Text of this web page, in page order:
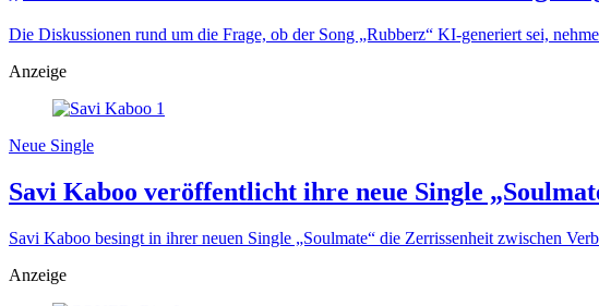
Die Diskussionen rund um die Frage, ob der Song „Rubberz“ KI-generiert sei,
Anzeige
Neue Single
Savi Kaboo veröffentlicht ihre neue Single
Savi Kaboo besingt in ihrer neuen Single „Soulmate“ die Zerrissenheit zwischen
Anzeige